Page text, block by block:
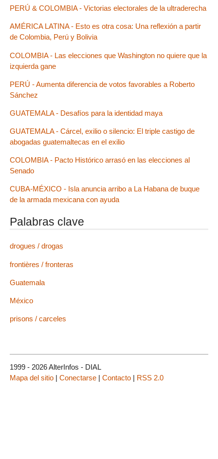
PERÚ & COLOMBIA - Victorias electorales de la ultraderecha
AMÉRICA LATINA - Esto es otra cosa: Una reflexión a partir
de Colombia, Perú y Bolivia
COLOMBIA - Las elecciones que Washington no quiere que la
izquierda gane
PERÚ - Aumenta diferencia de votos favorables a Roberto
Sánchez
GUATEMALA - Desafíos para la identidad maya
GUATEMALA - Cárcel, exilio o silencio: El triple castigo de
abogadas guatemaltecas en el exilio
COLOMBIA - Pacto Histórico arrasó en las elecciones al
Senado
CUBA-MÉXICO - Isla anuncia arribo a La Habana de buque
de la armada mexicana con ayuda
Palabras clave
drogues / drogas
frontières / fronteras
Guatemala
México
prisons / carceles
1999 - 2026 AlterInfos - DIAL
Mapa del sitio | Conectarse | Contacto | RSS 2.0